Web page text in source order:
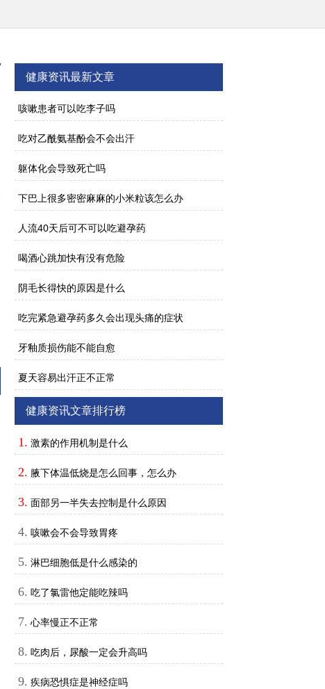
健康资讯最新文章
咳嗽患者可以吃李子吗
吃对乙酰氨基酚会不会出汗
躯体化会导致死亡吗
下巴上很多密密麻麻的小米粒该怎么办
人流40天后可不可以吃避孕药
喝酒心跳加快有没有危险
阴毛长得快的原因是什么
吃完紧急避孕药多久会出现头痛的症状
牙釉质损伤能不能自愈
夏天容易出汗正不正常
健康资讯文章排行榜
1. 激素的作用机制是什么
2. 腋下体温低烧是怎么回事，怎么办
3. 面部另一半失去控制是什么原因
4. 咳嗽会不会导致胃疼
5. 淋巴细胞低是什么感染的
6. 吃了氯雷他定能吃辣吗
7. 心率慢正不正常
8. 吃肉后，尿酸一定会升高吗
9. 疾病恐惧症是神经症吗